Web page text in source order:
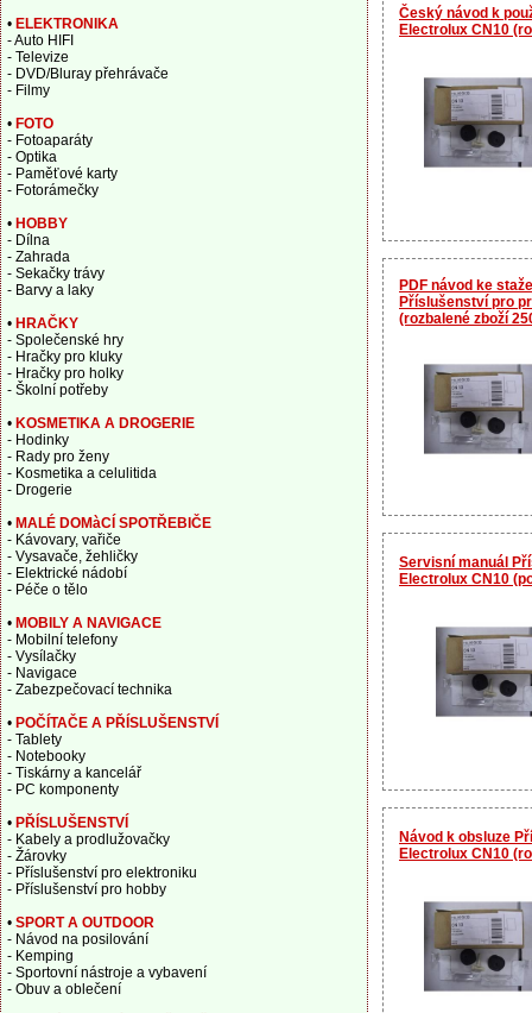
Český návod k
Electrolux CN10
PDF návod ke
Příslušenství pro
(rozbalené zboží
Servisní manuál
Electrolux CN10
Návod k obsluze
Electrolux CN10
• ELEKTRONIKA
- Auto HIFI
- Televize
- DVD/Bluray přehrávače
- Filmy
• FOTO
- Fotoaparáty
- Optika
- Paměťové karty
- Fotorámečky
• HOBBY
- Dílna
- Zahrada
- Sekačky trávy
- Barvy a laky
• HRAČKY
- Společenské hry
- Hračky pro kluky
- Hračky pro holky
- Školní potřeby
• KOSMETIKA A DROGERIE
- Hodinky
- Rady pro ženy
- Kosmetika a celulitida
- Drogerie
• MALÉ DOMàCÍ SPOTŘEBIČE
- Kávovary, vařiče
- Vysavače, žehličky
- Elektrické nádobí
- Péče o tělo
• MOBILY A NAVIGACE
- Mobilní telefony
- Vysílačky
- Navigace
- Zabezpečovací technika
• POČÍTAČE A PŘÍSLUŠENSTVÍ
- Tablety
- Notebooky
- Tiskárny a kancelář
- PC komponenty
• PŘÍSLUŠENSTVÍ
- Kabely a prodlužovačky
- Žárovky
- Příslušenství pro elektroniku
- Příslušenství pro hobby
• SPORT A OUTDOOR
- Návod na posilování
- Kemping
- Sportovní nástroje a vybavení
- Obuv a oblečení